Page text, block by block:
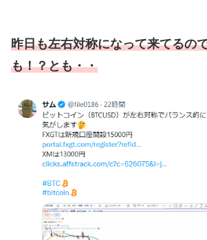
昨日も左右対称になって来てるの
も！？とも・・